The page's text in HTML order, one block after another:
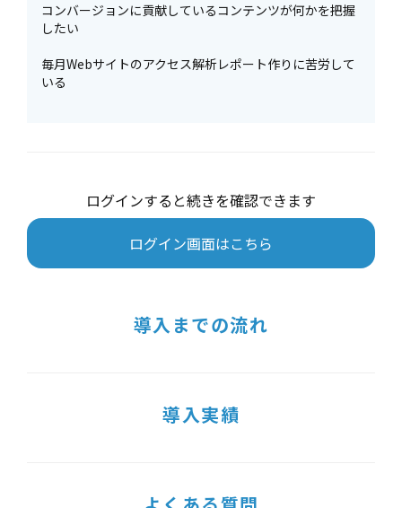
コンバージョンに貢献しているコンテンツが何かを把握
したい
毎月Webサイトのアクセス解析レポート作りに苦労して
いる
ログインすると続きを確認できます
ログイン画面はこちら
導入までの流れ
導入実績